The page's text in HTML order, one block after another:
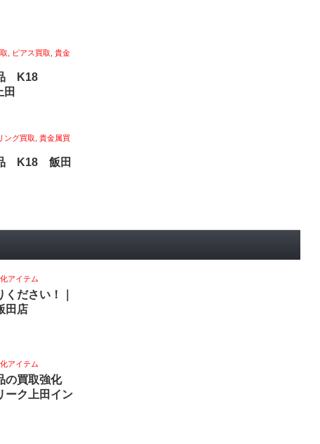
ピアス買取 貴金
K18
ング買取 貴金属買
K18 飯田
アイテム
ださい！｜
田店
アイテム
の買取強化
ーク上田イン